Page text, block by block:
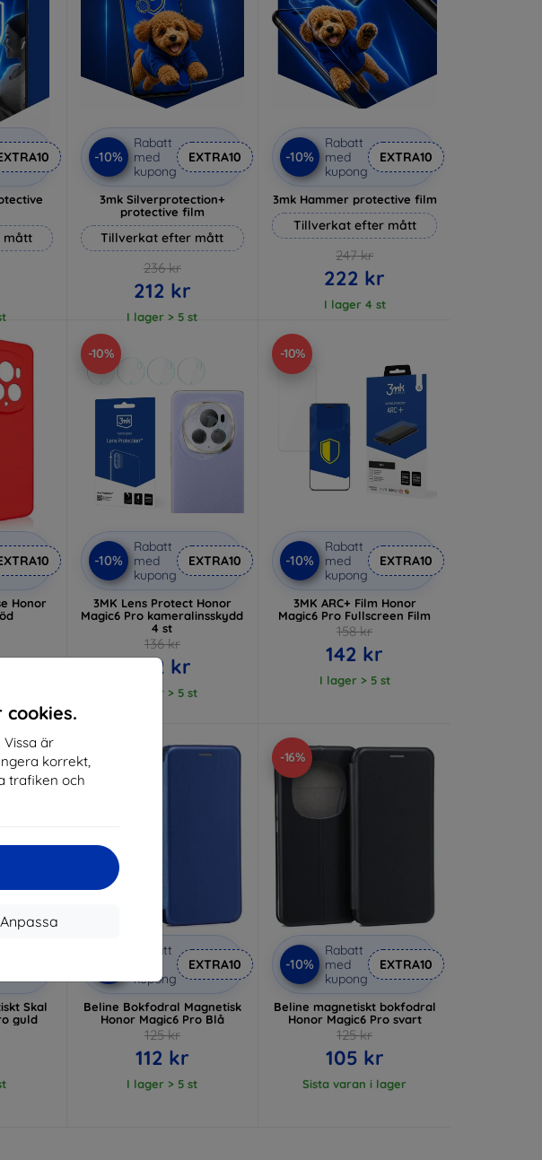
är
korrekt,
trafiken och
Anpassa
mått
-10%
Rabatt
med
kupong
EXTRA10
3mk Silverprotection+
protective film
Tillverkat efter mått
236 kr
212 kr
I lager > 5 st
-10%
Rabatt
med
kupong
EXTRA10
3mk Hammer protective film
Tillverkat efter mått
247 kr
222 kr
I lager 4 st
Honor
-10%
-10%
Rabatt
med
kupong
EXTRA10
3MK Lens Protect Honor
Magic6 Pro kameralinsskydd
4 st
136 kr
122 kr
I lager > 5 st
-10%
-10%
Rabatt
med
kupong
EXTRA10
3MK ARC+ Film Honor
Magic6 Pro Fullscreen Film
158 kr
142 kr
I lager > 5 st
Skal
guld
-10%
Rabatt
kupong
EXTRA10
Beline Bokfodral Magnetisk
Honor Magic6 Pro Blå
125 kr
112 kr
I lager > 5 st
-16%
-10%
Rabatt
med
kupong
EXTRA10
Beline magnetiskt bokfodral
Honor Magic6 Pro svart
125 kr
105 kr
Sista varan i lager